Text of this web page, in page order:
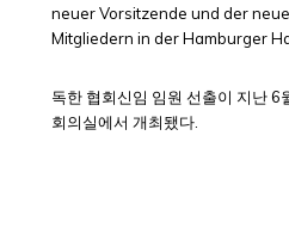
neuer Vorsitzende und der
Mitgliedern in der Hamburger
독한 협회신임 임원 선출이 지난
회의실에서 개최됐다.